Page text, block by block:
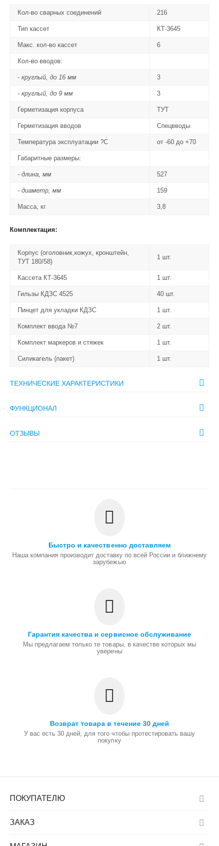
Кол-во сварных соединений 216
Тип кассет КТ-3645
Макс. кол-во кассет 6
Кол-во вводов:
- круглый, до 16 мм 3
- круглый, до 9 мм 3
Герметизация корпуса ТУТ
Герметизация вводов Спецвводы
Температура эксплуатации ?С от -60 до +70
Габаритные размеры:
- длина, мм 527
- диаметр, мм 159
Масса, кг 3,8
Комплектация:
Корпус (оголовник,кожух, кронштейн,
ТУТ 180/58)
1 шт.
Кассета КТ-3645 1 шт.
Гильзы КДЗС 4525 40 шт.
Пинцет для укладки КДЗС 1 шт.
Комплект ввода №7 2 шт.
Комплект маркеров и стяжек 1 шт.
Силикагель (пакет) 1 шт.
ТЕХНИЧЕСКИЕ ХАРАКТЕРИСТИКИ
ФУНКЦИОНАЛ
ОТЗЫВЫ
Быстро и качественно доставляем
Наша компания производит доставку по всей России и ближнему
зарубежью
Гарантия качества и сервисное обслуживание
Мы предлагаем только те товары, в качестве которых мы
уверены
Возврат товара в течение 30 дней
У вас есть 30 дней, для того чтобы протестировать вашу
покупку
ПОКУПАТЕЛЮ
ЗАКАЗ